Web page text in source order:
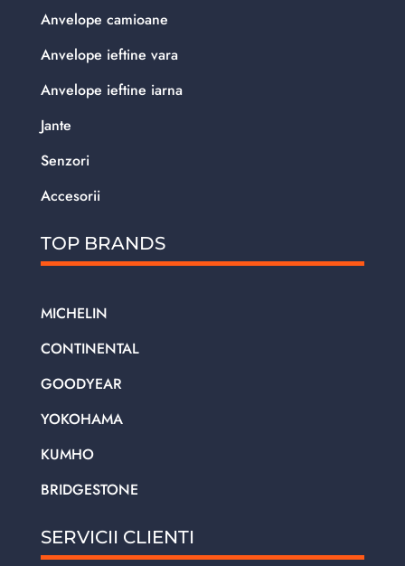
Anvelope camioane
Anvelope ieftine vara
Anvelope ieftine iarna
Jante
Senzori
Accesorii
TOP BRANDS
MICHELIN
CONTINENTAL
GOODYEAR
YOKOHAMA
KUMHO
BRIDGESTONE
SERVICII CLIENTI